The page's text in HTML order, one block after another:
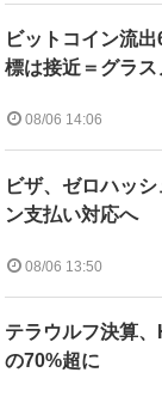
ビットコイン流
標は接近＝グラス
08/06 14:06
ビザ、ゼロハッ
ン支払い対応へ
08/06 13:50
テラウルフ決算
の70%超に